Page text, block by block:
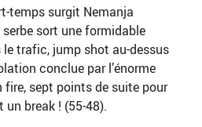
temps surgit Nemanja
sort une formidable
le trafic, jump shot au-dessus
conclue par l’énorme
sept points de suite pour
break ! (55-48).